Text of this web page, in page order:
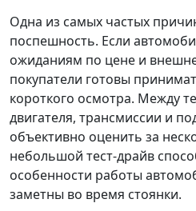
Одна из самых частых
поспешность. Если
ожиданиям по цене и
покупатели готовы
короткого осмотра. Между
двигателя, трансмиссии и
объективно оценить за
небольшой тест-драйв
особенности работы
заметны во время стоянки.